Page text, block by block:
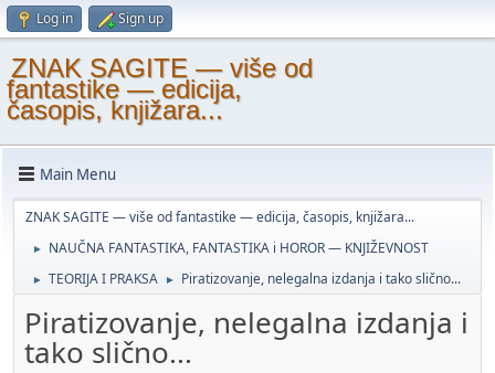
Log in Sign up
ZNAK SAGITE — više od
fantastike — edicija,
časopis, knjižara...
Main Menu
ZNAK SAGITE — više od fantastike — edicija, časopis, knjižara...
► NAUČNA FANTASTIKA, FANTASTIKA i HOROR — KNJIŽEVNOST
► TEORIJA I PRAKSA ► Piratizovanje, nelegalna izdanja i tako slično...
Piratizovanje, nelegalna izdanja i
tako slično...